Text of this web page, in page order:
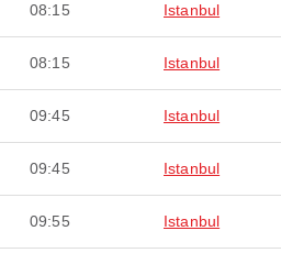
08:15 Istanbul
08:15 Istanbul
09:45 Istanbul
09:45 Istanbul
09:55 Istanbul